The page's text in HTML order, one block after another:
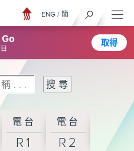
取得
ENG / 簡
電台
R1
電台
R2